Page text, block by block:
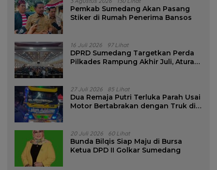
Pemkab Sumedang Akan Pasang
Stiker di Rumah Penerima Bansos
16 Juli 2026 97 Lihat
DPRD Sumedang Targetkan Perda
Pilkades Rampung Akhir Juli, Aturan
27 Juli 2026 85 Lihat
Dua Remaja Putri Terluka Parah Usai
Motor Bertabrakan dengan Truk di
20 Juli 2026 60 Lihat
Bunda Bilqis Siap Maju di Bursa
Ketua DPD II Golkar Sumedang